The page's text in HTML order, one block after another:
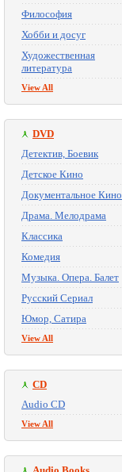
Философия
Хобби и досуг
Художественная
литература
View All
DVD
Детектив, Боевик
Детское Кино
Документальное Кино
Драма. Мелодрама
Классика
Комедия
Музыка. Опера. Балет
Русский Сериал
Юмор, Сатира
View All
CD
Audio CD
View All